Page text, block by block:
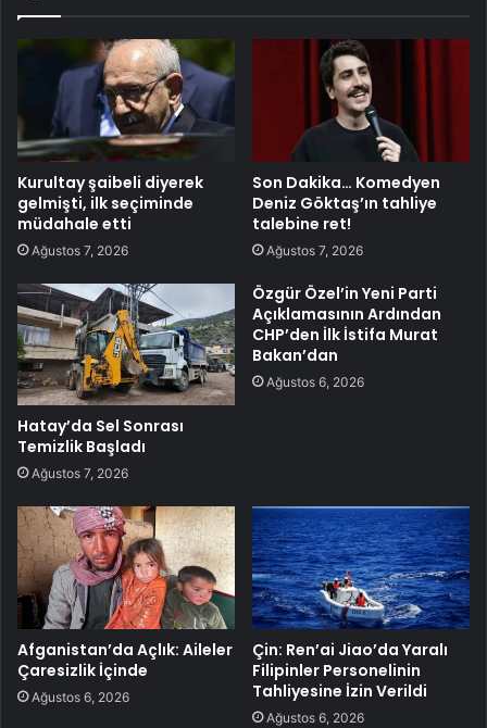
Kurultay şaibeli diyerek
gelmişti, ilk seçiminde
müdahale etti
Ağustos 7, 2026
Son Dakika… Komedyen
Deniz Göktaş’ın tahliye
talebine ret!
Ağustos 7, 2026
Hatay’da Sel Sonrası
Temizlik Başladı
Ağustos 7, 2026
Özgür Özel’in Yeni Parti
Açıklamasının Ardından
CHP’den İlk İstifa Murat
Bakan’dan
Ağustos 6, 2026
Afganistan’da Açlık: Aileler
Çaresizlik İçinde
Ağustos 6, 2026
Çin: Ren’ai Jiao’da Yaralı
Filipinler Personelinin
Tahliyesine İzin Verildi
Ağustos 6, 2026